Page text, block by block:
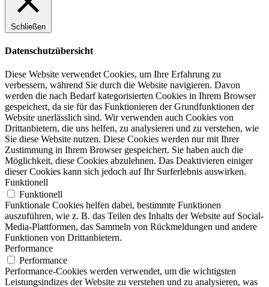
Schließen
Datenschutzübersicht
Diese Website verwendet Cookies, um Ihre Erfahrung zu
verbessern, während Sie durch die Website navigieren. Davon
werden die nach Bedarf kategorisierten Cookies in Ihrem Browser
gespeichert, da sie für das Funktionieren der Grundfunktionen der
Website unerlässlich sind. Wir verwenden auch Cookies von
Drittanbietern, die uns helfen, zu analysieren und zu verstehen, wie
Sie diese Website nutzen. Diese Cookies werden nur mit Ihrer
Zustimmung in Ihrem Browser gespeichert. Sie haben auch die
Möglichkeit, diese Cookies abzulehnen. Das Deaktivieren einiger
dieser Cookies kann sich jedoch auf Ihr Surferlebnis auswirken.
Funktionell
Funktionell
Funktionale Cookies helfen dabei, bestimmte Funktionen
auszuführen, wie z. B. das Teilen des Inhalts der Website auf Social-
Media-Plattformen, das Sammeln von Rückmeldungen und andere
Funktionen von Drittanbietern.
Performance
Performance
Performance-Cookies werden verwendet, um die wichtigsten
Leistungsindizes der Website zu verstehen und zu analysieren, was